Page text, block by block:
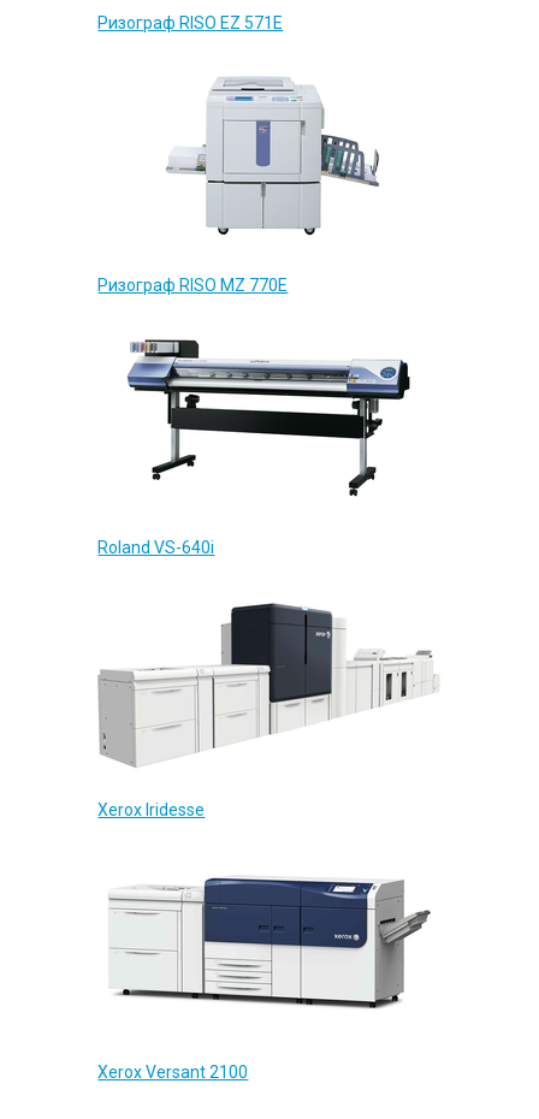
Ризограф RISO EZ 571E
Ризограф RISO MZ 770E
Roland VS-640i
Xerox Iridesse
Xerox Versant 2100